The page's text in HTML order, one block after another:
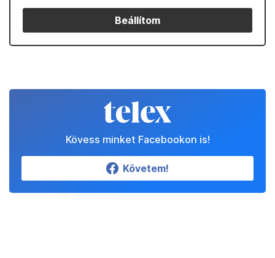
Beállítom
Kövess minket Facebookon is!
Követem!